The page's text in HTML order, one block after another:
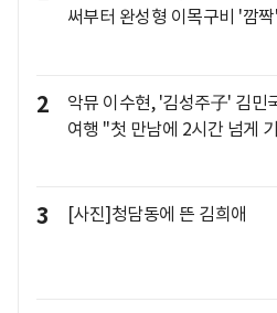
써부터 완성형 이목구비 '깜
2
악뮤 이수현, '김성주子' 김민
여행 "첫 만남에 2시간 넘게
3 [사진]청담동에 뜬 김희애